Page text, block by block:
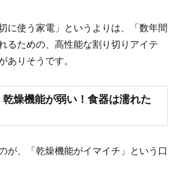
に使う家電」というよりは、「数年間
るための、高性能な割り切りアイテ
ありそうです。
燥機能が弱い！食器は濡れた
が、「乾燥機能がイマイチ」という口